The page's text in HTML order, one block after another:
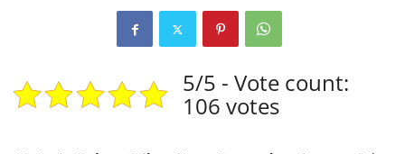
5/5 - Vote count:
106 votes